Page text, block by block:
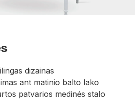
dizainas
ant matinio balto lako
patvarios medinės stalo